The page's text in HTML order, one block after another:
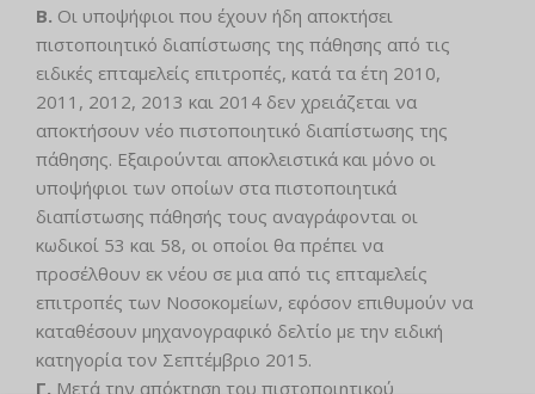
Β. Οι υποψήφιοι που έχουν ήδη αποκτήσει
πιστοποιητικό διαπίστωσης της πάθησης από τις
ειδικές επταμελείς επιτροπές, κατά τα έτη 2010,
2011, 2012, 2013 και 2014 δεν χρειάζεται να
αποκτήσουν νέο πιστοποιητικό διαπίστωσης της
πάθησης. Εξαιρούνται αποκλειστικά και μόνο οι
υποψήφιοι των οποίων στα πιστοποιητικά
διαπίστωσης πάθησής τους αναγράφονται οι
κωδικοί 53 και 58, οι οποίοι θα πρέπει να
προσέλθουν εκ νέου σε μια από τις επταμελείς
επιτροπές των Νοσοκομείων, εφόσον επιθυμούν να
καταθέσουν μηχανογραφικό δελτίο με την ειδική
κατηγορία τον Σεπτέμβριο 2015.
Γ. Μετά την απόκτηση του πιστοποιητικού